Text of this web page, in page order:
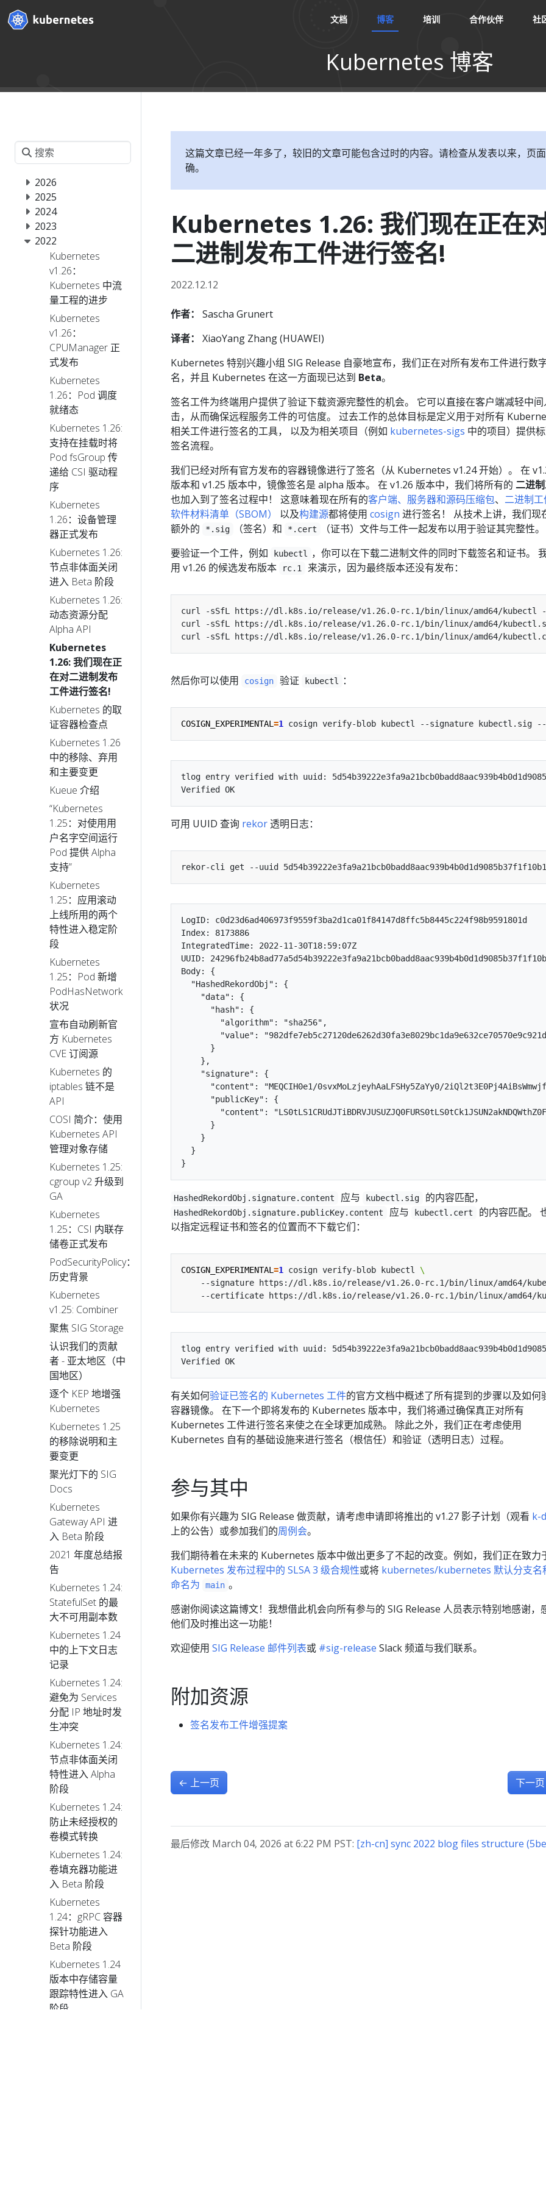
文档 博客 培训 合作伙伴 社
Kubernetes 博客
2026
2025
2024
2023
2022
Kubernetes
v1.26：
Kubernetes 中流
量工程的进步
Kubernetes
v1.26：
CPUManager 正
式发布
Kubernetes
1.26：Pod 调度
就绪态
Kubernetes 1.26:
支持在挂载时将
Pod fsGroup 传
递给 CSI 驱动程
序
Kubernetes
1.26：设备管理
器正式发布
Kubernetes 1.26:
节点非体面关闭
进入 Beta 阶段
Kubernetes 1.26:
动态资源分配
Alpha API
Kubernetes
1.26: 我们现在正
在对二进制发布
工件进行签名!
Kubernetes 的取
证容器检查点
Kubernetes 1.26
中的移除、弃用
和主要变更
Kueue 介绍
“Kubernetes
1.25：对使用用
户名字空间运行
Pod 提供 Alpha
支持”
Kubernetes
1.25：应用滚动
上线所用的两个
特性进入稳定阶
段
Kubernetes
1.25：Pod 新增
PodHasNetwork
状况
宣布自动刷新官
方 Kubernetes
CVE 订阅源
Kubernetes 的
iptables 链不是
API
COSI 简介：使用
Kubernetes API
管理对象存储
Kubernetes 1.25:
cgroup v2 升级到
GA
Kubernetes
1.25：CSI 内联存
储卷正式发布
PodSecurityPolicy：
历史背景
Kubernetes
v1.25: Combiner
聚焦 SIG Storage
认识我们的贡献
者 - 亚太地区（中
国地区）
逐个 KEP 地增强
Kubernetes
Kubernetes 1.25
的移除说明和主
要变更
聚光灯下的 SIG
Docs
Kubernetes
Gateway API 进
入 Beta 阶段
2021 年度总结报
告
Kubernetes 1.24:
StatefulSet 的最
大不可用副本数
Kubernetes 1.24
中的上下文日志
记录
Kubernetes 1.24:
避免为 Services
分配 IP 地址时发
生冲突
Kubernetes 1.24:
节点非体面关闭
特性进入 Alpha
阶段
Kubernetes 1.24:
防止未经授权的
卷模式转换
Kubernetes 1.24:
卷填充器功能进
入 Beta 阶段
Kubernetes
1.24：gRPC 容器
探针功能进入
Beta 阶段
Kubernetes 1.24
版本中存储容量
跟踪特性进入 GA
阶段
这篇文章已经一年多了，较旧的文章可能包含过时的内容。请检查从发表以来，页
确。
Kubernetes 1.26: 我们现在正在
二进制发布工件进行签名!
2022.12.12
作者：
Sascha Grunert
译者：
XiaoYang Zhang (HUAWEI)
Kubernetes 特别兴趣小组 SIG Release 自豪地宣布，我们正在对所有发布工件进行数
名，并且 Kubernetes 在这一方面现已达到 Beta。
签名工件为终端用户提供了验证下载资源完整性的机会。 它可以直接在客户端减轻中
击，从而确保远程服务工件的可信度。 过去工作的总体目标是定义用于对所有
相关工件进行签名的工具， 以及为相关项目（例如 kubernetes-sigs 中的项目）提供
签名流程。
我们已经对所有官方发布的容器镜像进行了签名（从 Kubernetes v1.24 开始）。 在
版本和 v1.25 版本中，镜像签名是 alpha 版本。 在 v1.26 版本中，我们将所有的 二进
也加入到了签名过程中！ 这意味着现在所有的客户端、服务器和源码压缩包、 二进制工
软件材料清单（SBOM）
以及构建源都将使用 cosign 进行签名！ 从技术上讲，我们现
额外的
*.sig （签名）和 *.cert
（证书）文件与工件一起发布以用于验证其完整性。
要验证一个工件，例如
kubectl
，你可以在下载二进制文件的同时下载签名和证书。
用 v1.26 的候选发布版本
rc.1 来演示，因为最终版本还没有发布：
然后你可以使用 cosign 验证 kubectl ：
COSIGN_EXPERIMENTAL =1
tlog entry verified with uuid:
可用 UUID 查询 rekor透明日志：
LogID: c0d23d6ad406973f9559f3ba2d1ca01f84147d8ffc5b8445c224f98b9591801d
Index: 8173886
IntegratedTime: 2022-11-30T18:59:07Z
UUID:
Body: {
  "HashedRekordObj": {
    "data": {
      "hash": {
        "algorithm": "sha256",
"value":
      }
    },
    "signature": {
"content": "MEQCIH0e1/0svxMoLzjeyhAaLFSHy5ZaYy0/
      "publicKey": {
"content":
      }
    }
  }
HashedRekordObj.signature.content 应与 kubectl.sig 的内容匹配，
HashedRekordObj.signature.publicKey.content 应与 kubectl.cert
的内容匹配。
以指定远程证书和签名的位置而不下载它们：
COSIGN_EXPERIMENTAL =1 cosign verify-blob kubectl
--signature https://dl.k8s.io/release/v1.26.0-rc.1/bin/linux/amd64/
tlog entry verified with uuid:
有关如何验证已签名的 Kubernetes 工件的官方文档中概述了所有提到的步骤以及如何
容器镜像。 在下一个即将发布的 Kubernetes 版本中，我们将通过确保真正对所有
Kubernetes 工件进行签名来使之在全球更加成熟。 除此之外，我们正在考虑使用
Kubernetes 自有的基础设施来进行签名（根信任）和验证（透明日志）过程。
参与其中
如果你有兴趣为 SIG Release 做贡献，请考虑申请即将推出的 v1.27 影子计划（观看 k-
上的公告）或参加我们的周例会。
我们期待着在未来的 Kubernetes 版本中做出更多了不起的改变。例如，我们正在致力
Kubernetes 发布过程中的 SLSA 3 级合规性或将 kubernetes/kubernetes 默认分支名
命名为
main 。
感谢你阅读这篇博文！我想借此机会向所有参与的 SIG Release 人员表示特别地感谢，
他们及时推出这一功能！
欢迎使用 SIG Release 邮件列表或 #sig-release Slack 频道与我们联系。
附加资源
签名发布工件增强提案
← 上一页 下一页
最后修改 March 04, 2026 at 6:22 PM PST: [zh-cn] sync 2022 blog files structure